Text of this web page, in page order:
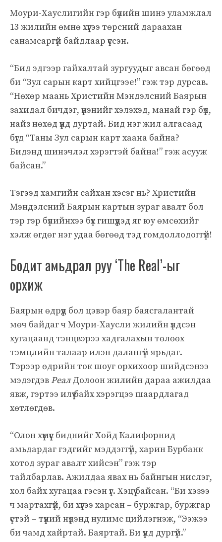
Моури-Хауслигийн гэр бүлийн шинэ уламжлал
13 жилийн өмнө хүүгээ төрсний дараахан
санамсаргүй байдлаар үүссэн.
“Бид эдгээр гайхалтай зургуудыг авсан бөгөөд
би “Зул сарын карт хийцгээе!” гэж тэр дурсав.
“Нөхөр маань Христийн Мэндэлсний Баярын
захидал бичдэг, үнэнийг хэлэхэд, манай гэр бүл,
найз нөхөд үүнд дуртай. Бид нэг жил алгасаад
бүгд “Таны Зул сарын карт хаана байна?
Бидэнд шинэчлэл хэрэгтэй байна!” гэж асууж
байсан.”
Тэгээд хамгийн сайхан хэсэг нь? Христийн
Мэндэлсний Баярын картын зураг авалт бол
тэр гэр бүлийнхээ бүх гишүүдэд яг юу өмсөхийг
хэлж өгдөг нэг удаа бөгөөд тэд гомдоллодоггүй!
Бодит амьдрал руу ‘The Real’-ыг
орхиж
Баярын өдрүүд бол цэвэр баяр баясгалантай
мөч байдаг ч Моури-Хаусли жилийн үлдсэн
хугацаанд тэнцвэрээ хадгалахын төлөөх
тэмцлийн талаар илэн далангүй ярьдаг.
Тэрээр өдрийн ток шоуг орхихоор шийдсэнээ
мэдэгдэв РеалДолоон жилийн дараа ажилдаа
явж, гэртээ илүү байх хэрэгцээ шаардлагад
хөтлөгдөв.
“Олон хүмүүс биднийг Хойд Калифорнид
амьдардаг гэдгийг мэддэггүй, харин Бурбанк
хотод зураг авалт хийсэн” гэж тэр
тайлбарлав. Ажилдаа явах нь байнгын нислэг,
хол байх хугацаа гэсэн үг. Хэцүү байсан. “Би хэзээ
ч мартахгүй, би хүүгээ харсан – буржгар, буржгар
үстэй – түүний нүдэнд нулимс цийлэгнэж, “Ээжээ
би чамд хайртай. Баяртай. Би үүнд дургүй.”